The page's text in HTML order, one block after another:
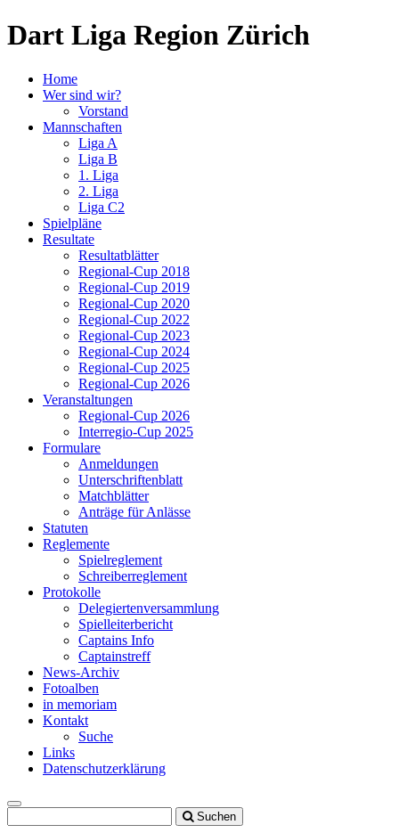
Dart Liga Region Zürich
Home
Wer sind wir?
Vorstand
Mannschaften
Liga A
Liga B
1. Liga
2. Liga
Liga C2
Spielpläne
Resultate
Resultatblätter
Regional-Cup 2018
Regional-Cup 2019
Regional-Cup 2020
Regional-Cup 2022
Regional-Cup 2023
Regional-Cup 2024
Regional-Cup 2025
Regional-Cup 2026
Veranstaltungen
Regional-Cup 2026
Interregio-Cup 2025
Formulare
Anmeldungen
Unterschriftenblatt
Matchblätter
Anträge für Anlässe
Statuten
Reglemente
Spielreglement
Schreiberreglement
Protokolle
Delegiertenversammlung
Spielleiterbericht
Captains Info
Captainstreff
News-Archiv
Fotoalben
in memoriam
Kontakt
Suche
Links
Datenschutzerklärung
Toggle
navigation
Suchen